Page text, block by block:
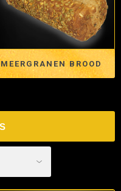
MEERGRANEN BROOD